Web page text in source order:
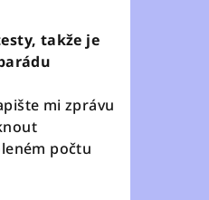
takže je
mi zprávu
počtu